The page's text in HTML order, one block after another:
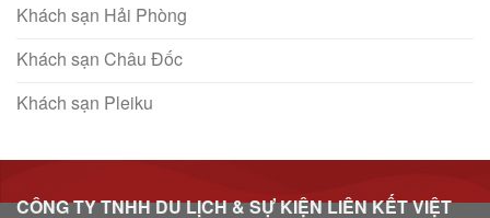
Khách sạn Hải Phòng
Khách sạn Châu Đốc
Khách sạn Pleiku
CÔNG TY TNHH DU LỊCH & SỰ KIỆN LIÊN KẾT VIỆT